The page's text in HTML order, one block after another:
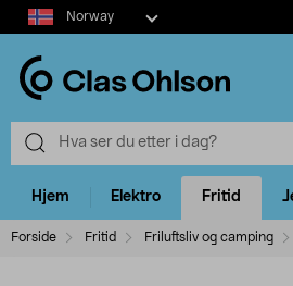
Select
market
Norway
Hjem Elektro Fritid
Forside Fritid Friluftsliv og camping